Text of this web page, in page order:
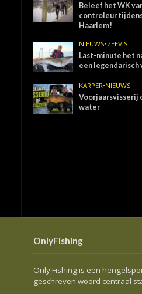
Beleef het WK
controleur
Haarlem!
NIEUWS•ZEEVIS
Last-minute het
een legendarisch
KARPER•NIEUWS
Voorjaarsvisserij
water
OnlyFishing
Only Fishing is een
geschreven woord centraal